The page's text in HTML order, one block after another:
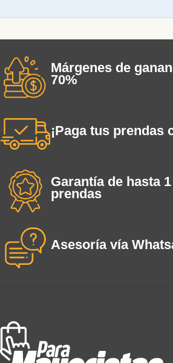
Márgenes de
70%
¡Paga tus prendas
Garantía de hasta
prendas
Asesoría vía